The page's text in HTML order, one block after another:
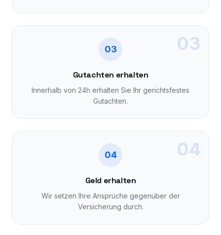
03
03
Gutachten erhalten
Innerhalb von 24h erhalten Sie Ihr gerichtsfestes
Gutachten.
04
04
Geld erhalten
Wir setzen Ihre Ansprüche gegenüber der
Versicherung durch.